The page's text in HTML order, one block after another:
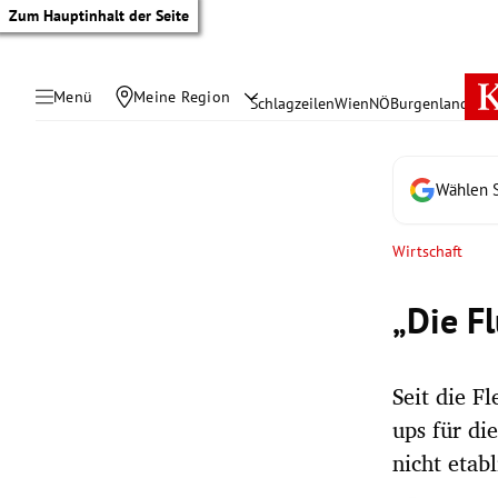
Zum Hauptinhalt der Seite
Menü Meine Region SchlagzeilenWienNÖBurgenland
Wählen
Wirtschaft
„Die
Seit die
ups für
nicht